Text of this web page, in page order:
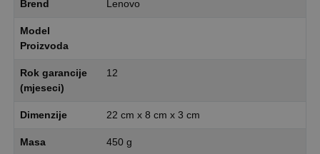
Brend Lenovo
Model
Proizvoda
Rok garancije
(mjeseci)
12
Dimenzije 22 cm x 8 cm x 3 cm
Masa 450 g